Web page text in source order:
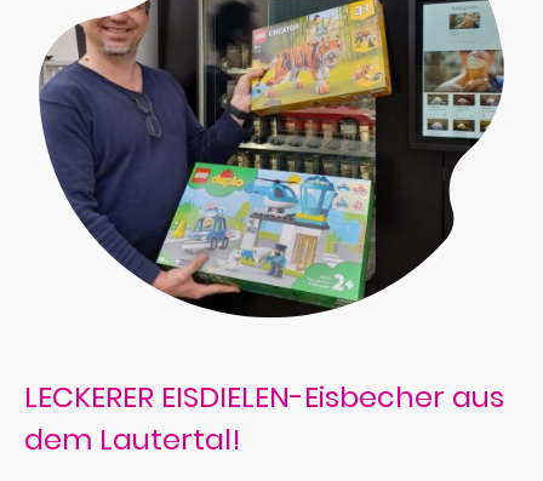
LECKERER EISDIELEN-Eisbecher aus
dem Lautertal!